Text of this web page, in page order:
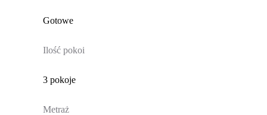
Gotowe
Ilość pokoi
3 pokoje
Metraż